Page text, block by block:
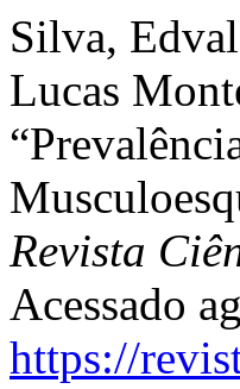
Silva,
Lucas
Revista
Acessado
https://